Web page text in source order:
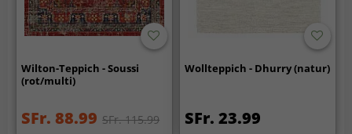
Wilton-Teppich - Soussi
(rot/multi)
SFr. 88.99 SFr. 115.99
Wollteppich - Dhurry (natur)
SFr. 23.99